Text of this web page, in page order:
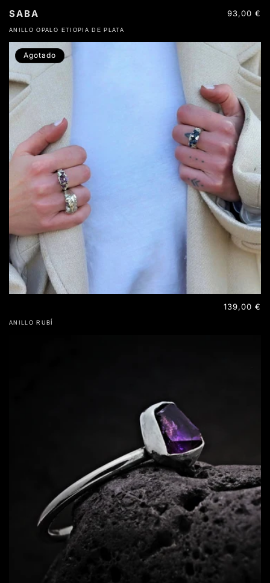
ANILLO OPALO ETIOPIA DE PLATA
SABA
Precio
93,00 €
Agotado
ANILLO RUBÍ
Precio
139,00 €